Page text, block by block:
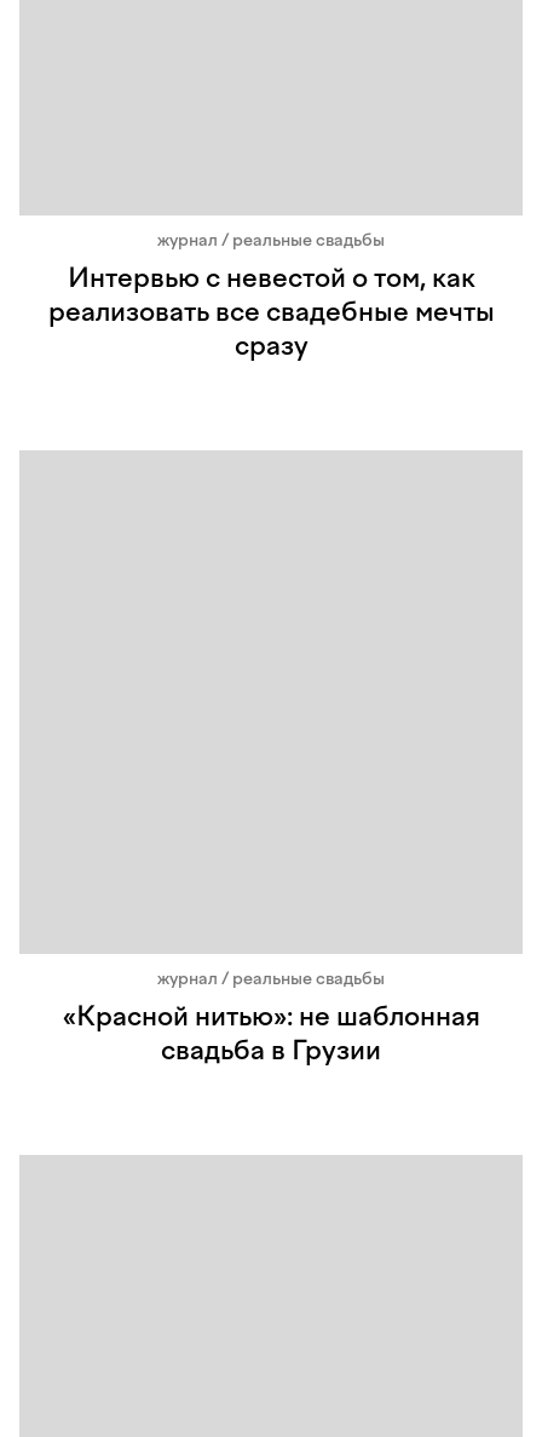
журнал / реальные свадьбы
Интервью с невестой о том, как
реализовать все свадебные мечты
сразу
журнал / реальные свадьбы
«Красной нитью»: не шаблонная
свадьба в Грузии